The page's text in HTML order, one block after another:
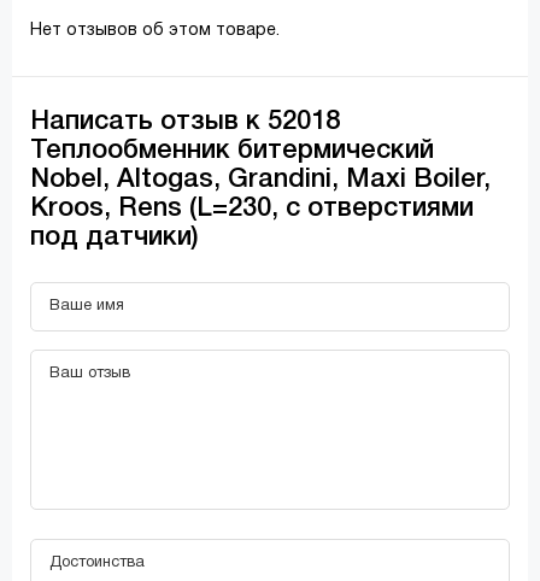
Нет отзывов об этом товаре.
Написать отзыв к 52018
Теплообменник битермический
Nobel, Altogas, Grandini, Maxi Boiler,
Kroos, Rens (L=230, с отверстиями
под датчики)